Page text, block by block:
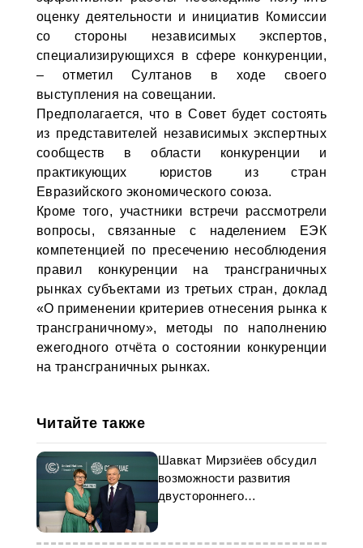
оценку деятельности и инициатив Комиссии
со стороны независимых экспертов,
специализирующихся в сфере конкуренции,
– отметил Султанов в ходе своего
выступления на совещании.
Предполагается, что в Совет будет состоять
из представителей независимых экспертных
сообществ в области конкуренции и
практикующих юристов из стран
Евразийского экономического союза.
Кроме того, участники встречи рассмотрели
вопросы, связанные с наделением ЕЭК
компетенцией по пресечению несоблюдения
правил конкуренции на трансграничных
рынках субъектами из третьих стран, доклад
«О применении критериев отнесения рынка к
трансграничному», методы по наполнению
ежегодного отчёта о состоянии конкуренции
на трансграничных рынках.
Читайте также
Шавкат Мирзиёев обсудил
возможности развития
двустороннего
президентом ЕБРР